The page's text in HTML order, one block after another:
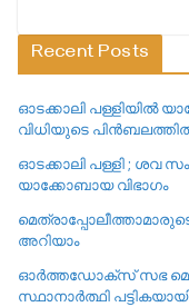
Recent Posts
ഓടക്കാലി പള്ളിയിൽ
വിധിയുടെ
ഓടക്കാലി പള്ളി ; ശവ
യാക്കോബായ വിഭാഗം
അറിയാം
ഓർത്തഡോക്സ് സഭ
സ്ഥാനാർത്ഥി